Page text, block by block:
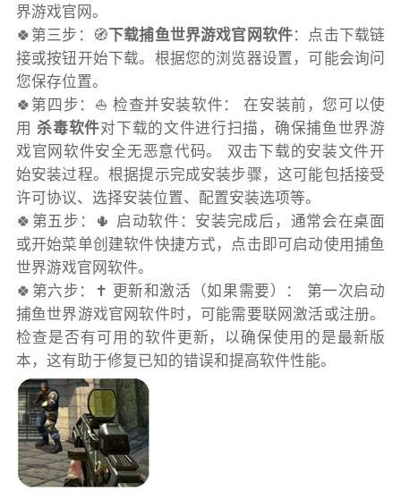
界游戏官网。
🍀第三步：🧭下载捕鱼世界游戏官网软件：点击下载链
接或按钮开始下载。根据您的浏览器设置，可能会询问
您保存位置。
🍀第四步：⛵️ 检查并安装软件： 在安装前，您可以使
用杀毒软件对下载的文件进行扫描，确保捕鱼世界游
戏官网软件安全无恶意代码。 双击下载的安装文件开
始安装过程。根据提示完成安装步骤，这可能包括接受
许可协议、选择安装位置、配置安装选项等。
🍀第五步：🌵 启动软件：安装完成后，通常会在桌面
或开始菜单创建软件快捷方式，点击即可启动使用捕鱼
世界游戏官网软件。
🍀第六步：✝️ 更新和激活（如果需要）： 第一次启动
捕鱼世界游戏官网软件时，可能需要联网激活或注册。
检查是否有可用的软件更新，以确保使用的是最新版
本，这有助于修复已知的错误和提高软件性能。